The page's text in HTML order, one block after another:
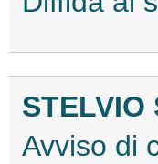
STELVIO
Avviso di